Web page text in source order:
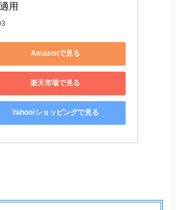
用
Amazonで見る
楽天市場で見る
Yahoo!ショッピングで見る